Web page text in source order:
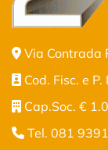
Via Contrada
Cod. Fisc. e
Cap.Soc. €
Tel. 081